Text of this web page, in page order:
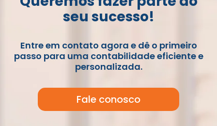
seu sucesso!
Entre em contato agora e dê o primeiro
passo para uma contabilidade eficiente e
personalizada.
Fale conosco